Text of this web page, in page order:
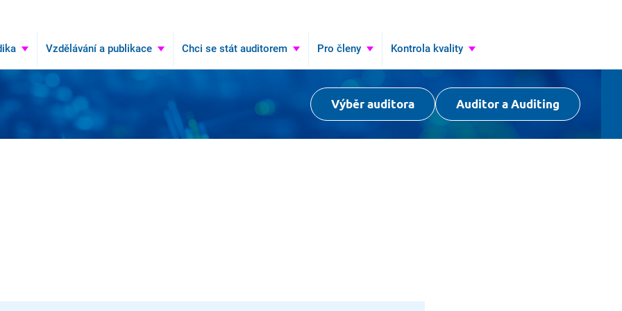
Vzdělávání a publikace Chci se stát auditorem Pro členy Kontrola kvality
Výběr auditora Auditor a Auditing